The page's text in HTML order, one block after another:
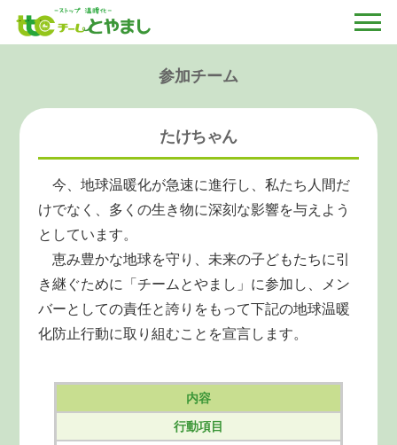
参加チーム
たけちゃん
今、地球温暖化が急速に進行し、私たち人間だ
けでなく、多くの生き物に深刻な影響を与えよう
としています。
恵み豊かな地球を守り、未来の子どもたちに引
き継ぐために「チームとやまし」に参加し、メン
バーとしての責任と誇りをもって下記の地球温暖
化防止行動に取り組むことを宣言します。
内容
行動項目